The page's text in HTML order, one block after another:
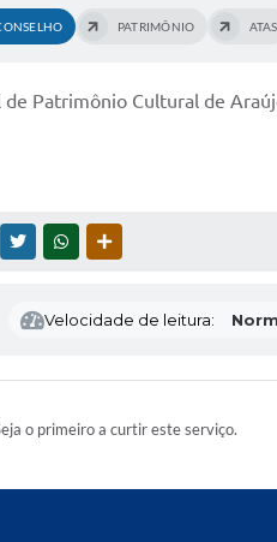
PATRIMÔNIO ATAS
de Patrimônio Cultural de
TWITTERWHATSAPP
Velocidade de leitura:
o primeiro a curtir este serviço.